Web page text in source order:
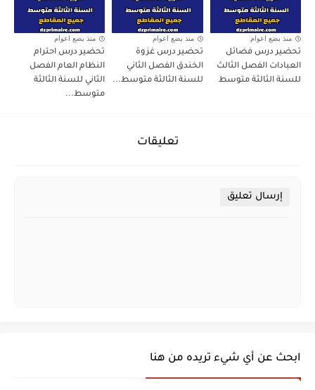
منذ بضع اعوام
تحضير درس فضائل
العبادات الفصل الثالث
للسنة الثالثة متوسط
منذ بضع اعوام
تحضير درس غزوة
الخندق الفصل الثاني
للسنة الثالثة متوسط...
منذ بضع اعوام
تحضير درس احترام
النظام العام الفصل
الثاني للسنة الثالثة
متوسط...
تعليقات
إرسال تعليق
ابحث عن أي شيء تريده من هنا